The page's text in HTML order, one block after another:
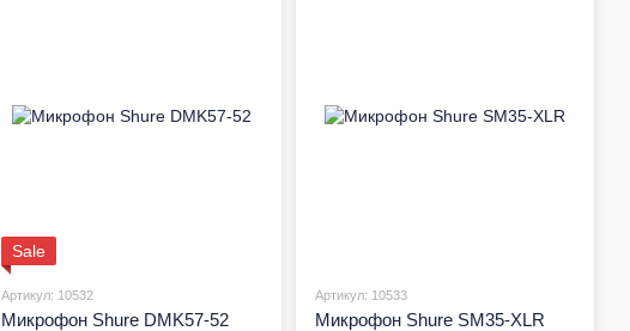
Sale
Артикул: 10532
Микрофон Shure DMK57-52
Артикул: 10533
Микрофон Shure SM35-XLR